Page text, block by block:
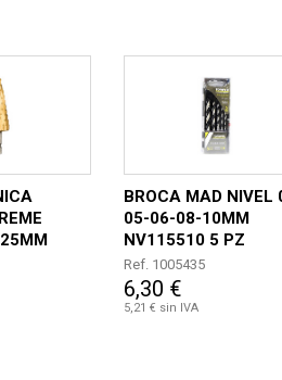
BROCA MAD NIVEL
05-06-08-10MM
NV115510 5 PZ
Ref. 1005435
6,30 €
5,21 € sin IVA